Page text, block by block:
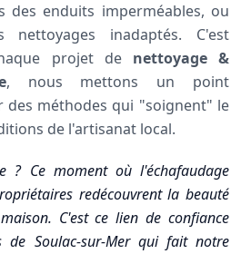
des enduits imperméables, ou
nettoyages inadaptés. C'est
projet de nettoyage &
, nous mettons un point
des méthodes qui "soignent" le
de l'artisanat local.
? Ce moment où l'échafaudage
redécouvrent la beauté
C'est ce lien de confiance
de Soulac-sur-Mer qui fait notre